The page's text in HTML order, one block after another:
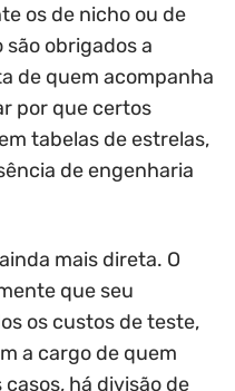
os de nicho ou de
obrigados a
de quem acompanha
por que certos
tabelas de estrelas,
de engenharia
mais direta. O
que seu
os custos de teste,
a cargo de quem
há divisão de